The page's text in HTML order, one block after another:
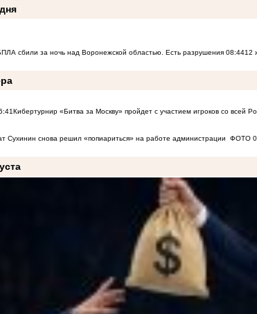
сбили за ночь над Воронежской областью. Есть разрушения 08:4412
Кибертурнир «Битва за Москву» пройдет с участием игроков со всей
Сухинин снова решил «попиариться» на работе администрации ФОТО